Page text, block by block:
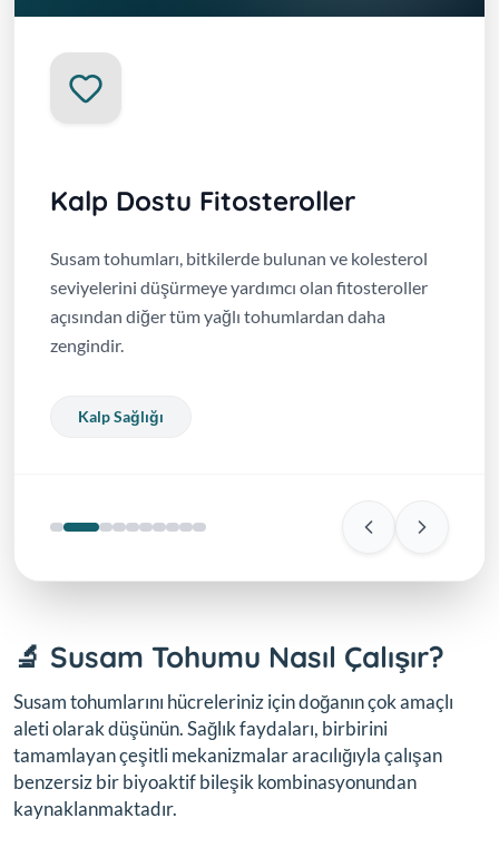
Kalp Dostu Fitosteroller
Susam tohumları, bitkilerde bulunan ve kolesterol
seviyelerini düşürmeye yardımcı olan fitosteroller
açısından diğer tüm yağlı tohumlardan daha
zengindir.
Kalp Sağlığı
🔬 Susam Tohumu Nasıl Çalışır?
Susam tohumlarını hücreleriniz için doğanın çok amaçlı
aleti olarak düşünün. Sağlık faydaları, birbirini
tamamlayan çeşitli mekanizmalar aracılığıyla çalışan
benzersiz bir biyoaktif bileşik kombinasyonundan
kaynaklanmaktadır.